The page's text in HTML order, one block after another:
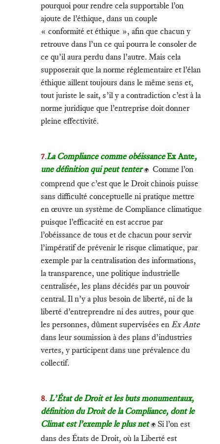
pourquoi pour rendre cela supportable l’on
ajoute de l’éthique, dans un couple
« conformité et éthique », afin que chacun y
retrouve dans l’un ce qui pourra le consoler de
ce qu’il aura perdu dans l’autre. Mais cela
supposerait que la norme réglementaire et l’élan
éthique aillent toujours dans le même sens et,
tout juriste le sait, s’il y a contradiction c’est à la
norme juridique que l’entreprise doit donner
pleine effectivité.
7.La Compliance comme obéissanceEx Ante,
une définition qui peut tenter🌍
Comme l’on
comprend que c’est que le Droit chinois puisse
sans difficulté conceptuelle ni pratique mettre
en œuvre un système de Compliance climatique
puisque l’efficacité en est accrue par
l’obéissance de tous et de chacun pour servir
l’impératif de prévenir le risque climatique, par
exemple par la centralisation des informations,
la transparence, une politique industrielle
centralisée, les plans décidés par un pouvoir
central. Il n’y a plus besoin de liberté, ni de la
liberté d’entreprendre ni des autres, pour que
les personnes, dûment supervisées en Ex Ante
dans leur soumission à des plans d’industries
vertes, y participent dans une prévalence du
collectif.
8. L’État de Droit et les buts monumentaux,
définition du Droit de la Compliance, dont le
Climat est l’exemple le plus net🌍 Si l’on est
dans des États de Droit, où la Liberté est